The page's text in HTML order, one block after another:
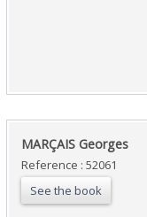
‎MARÇAIS Georges‎
Reference : 52061
See the book